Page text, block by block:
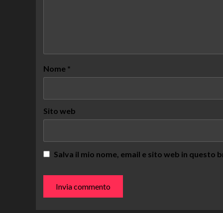
Nome *
Sito web
Salva il mio nome, email e sito web in